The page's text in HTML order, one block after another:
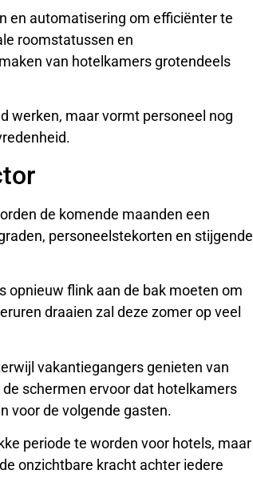
en automatisering om efficiënter te
roomstatussen en
van hotelkamers grotendeels
werken, maar vormt personeel nog
de komende maanden een
personeelstekorten en stijgende
opnieuw flink aan de bak moeten om
draaien zal deze zomer op veel
vakantiegangers genieten van
schermen ervoor dat hotelkamers
voor de volgende gasten.
periode te worden voor hotels, maar
onzichtbare kracht achter iedere